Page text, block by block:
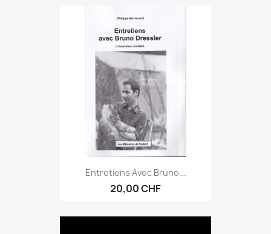
Entretiens Avec Bruno...
20,00 CHF